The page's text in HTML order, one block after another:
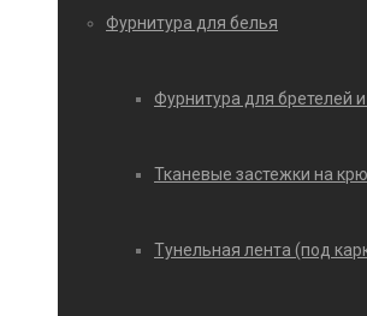
Фурнитура для белья
Фурнитура для бретелей
Тканевые застежки на
Тунельная лента (под